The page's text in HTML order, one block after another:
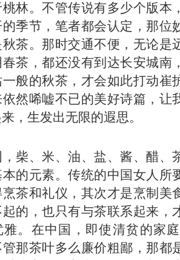
林。不管传说有多少个版本
季节，笔者都会认定，那位
茶。那时交通不便，无论是
茶，都还没有到达长安城南
一般的秋茶，才会如此打动崔
然唏嘘不已的美好诗篇，让
，生发出无限的遐思。
柴、米、油、盐、酱、醋、
本的元素。传统的中国女人所
烹茶和礼仪，其次才是烹制美
起的，也只有与茶联系起来，
雅。在中国，即使清贫的家
那茶叶多么廉价粗鄙，那都